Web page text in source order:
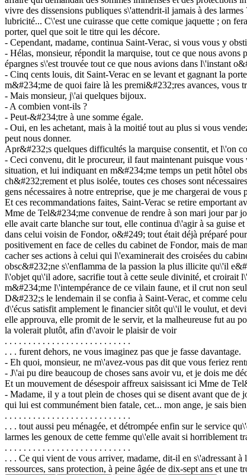
vivre des dissensions publiques s\'attendrit-il jamais à des
lubricité... C\'est une cuirasse que cette comique jaquette ; on
porter, quel que soit le titre qui les décore.
- Cependant, madame, continua Saint-Verac, si vous vous y
- Hélas, monsieur, répondit la marquise, tout ce que nous
épargnes s\'est trouvée tout ce que nous avions dans l\'instant
- Cinq cents louis, dit Saint-Verac en se levant et gagnant la
m&#234;me de quoi faire là les premi&#232;res avances, vous
- Mais monsieur, j\'ai quelques bijoux.
- A combien vont-ils ?
- Peut-&#234;tre à une somme égale.
- Oui, en les achetant, mais à la moitié tout au plus si vous
peut nous donner.
Apr&#232;s quelques difficultés la marquise consentit, et l\'on
- Ceci convenu, dit le procureur, il faut maintenant puisque
situation, et lui indiquant en m&#234;me temps un petit hôtel
ch&#232;rement et plus isolée, toutes ces choses sont
gens nécessaires à notre entreprise, que je me chargerai de
Et ces recommandations faites, Saint-Verac se retire emportant
Mme de Tel&#234;me convenue de rendre à son mari jour par
elle avait carte blanche sur tout, elle continua d\'agir à sa guise
dans celui voisin de Fondor, o&#249; tout était déjà préparé
positivement en face de celles du cabinet de Fondor, mais de
cacher ses actions à celui qui l\'examinerait des croisées du
obsc&#232;ne s\'enflamma de la passion la plus illicite qu\'il
l\'objet qu\'il adore, sacrifie tout à cette seule divinité, et croirait
m&#234;me l\'intempérance de ce vilain faune, et il crut non
D&#232;s le lendemain il se confia à Saint-Verac, et comme
d\'écus satisfit amplement le financier sitôt qu\'il le voulut, et
elle approuva, elle promit de le servir, et la malheureuse fut au
la volerait plutôt, afin d\'avoir le plaisir de voir
. . . . . . . . . . . . . . . . . . . . . . . . . . .
. . . furent dehors, ne vous imaginez pas que je fasse davantage.
- Eh quoi, monsieur, ne m\'avez-vous pas dit que vous feriez
- J\'ai pu dire beaucoup de choses sans avoir vu, et je dois me
Et un mouvement de désespoir affreux saisissant ici Mme de
- Madame, il y a tout plein de choses qui se disent avant que de
qui lui est communément bien fatale, cet... mon ange, je sais
. . . . . . . . . . . . . . . . . . . . . . . . . . .
. . . tout aussi peu ménagée, et détrompée enfin sur le service
larmes les genoux de cette femme qu\'elle avait si horriblement
. . . . . . . . . . . . . . . . . . . . . . . . . . .
. . . Ce qui vient de vous arriver, madame, dit-il en s\'adressant
ressources, sans protection, à peine âgée de dix-sept ans et